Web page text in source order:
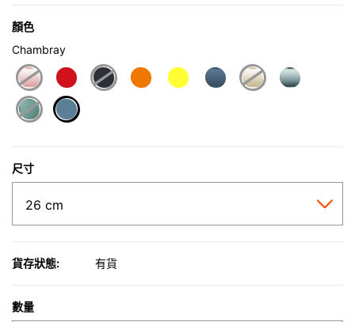
顏色
Chambray
尺寸
貨存狀態: 有貨
數量